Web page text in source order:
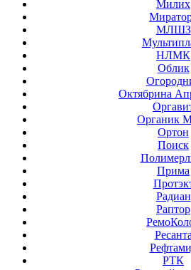
Милих
МЛШЗ
НЛМК
Облик
Октябрина
Органик
Ортон
Поиск
Прима
Радиан
Раптор
Ресанта
РТК